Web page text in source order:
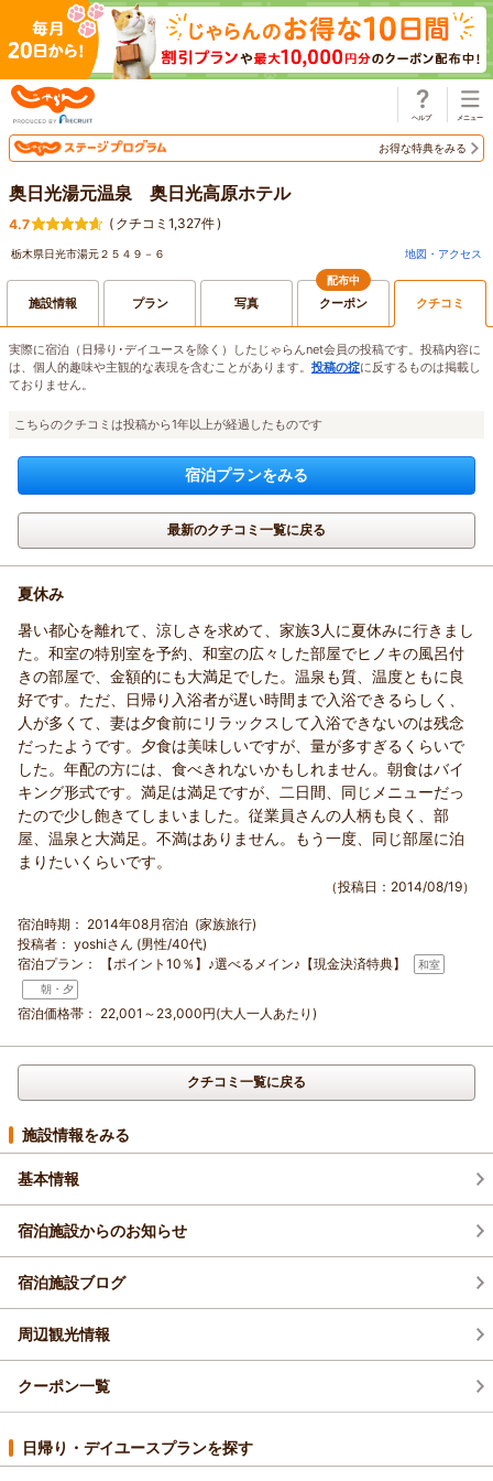
お得な特典をみる
奥日光湯元温泉 奥日光高原ホテル
4.7 ( クチコミ1,327件)
栃木県日光市湯元２５４９－６ 地図・アクセス
施設情報 プラン 写真
配布中
クーポン クチコミ
実際に宿泊（日帰り･デイユースを除く）したじゃらんnet会員の投稿です。投稿内容に
は、個人的趣味や主観的な表現を含むことがあります。 投稿の掟に反するものは掲載し
ておりません。
こちらのクチコミは投稿から1年以上が経過したものです
宿泊プランをみる
最新のクチコミ一覧に戻る
夏休み
暑い都心を離れて、涼しさを求めて、家族3人に夏休みに行きまし
た。和室の特別室を予約、和室の広々した部屋でヒノキの風呂付
きの部屋で、金額的にも大満足でした。温泉も質、温度ともに良
好です。ただ、日帰り入浴者が遅い時間まで入浴できるらしく、
人が多くて、妻は夕食前にリラックスして入浴できないのは残念
だったようです。夕食は美味しいですが、量が多すぎるくらいで
した。年配の方には、食べきれないかもしれません。朝食はバイ
キング形式です。満足は満足ですが、二日間、同じメニューだっ
たので少し飽きてしまいました。従業員さんの人柄も良く、部
屋、温泉と大満足。不満はありません。もう一度、同じ部屋に泊
まりたいくらいです。
（投稿日：2014/08/19）
宿泊時期： 2014年08月宿泊 (家族旅行)
投稿者： yoshiさん (男性/40代)
宿泊プラン：
【ポイント10％】♪選べるメイン♪【現金決済特典】
和室
朝・夕
宿泊価格帯： 22,001～23,000円(大人一人あたり)
クチコミ一覧に戻る
施設情報をみる
基本情報
宿泊施設からのお知らせ
宿泊施設ブログ
周辺観光情報
クーポン一覧
日帰り・デイユースプランを探す